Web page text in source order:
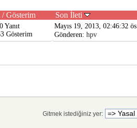
/Gösterim
Son İleti
0 Yanıt
Gösterim
Mayıs 19, 2013, 02:46:32 ös
Gönderen:hpv
Gitmek istediğiniz yer: